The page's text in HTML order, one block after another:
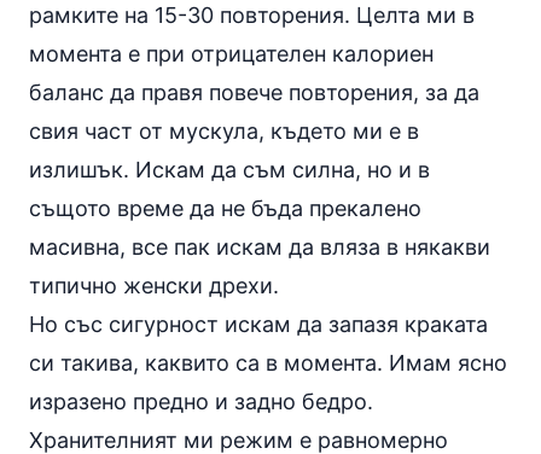
рамките на 15-30 повторения. Целта ми в
момента е при отрицателен калориен
баланс да правя повече повторения, за да
свия част от мускула, където ми е в
излишък. Искам да съм силна, но и в
същото време да не бъда прекалено
масивна, все пак искам да вляза в някакви
типично женски дрехи.
Но със сигурност искам да запазя краката
си такива, каквито са в момента. Имам ясно
изразено предно и задно бедро.
Хранителният ми режим е равномерно